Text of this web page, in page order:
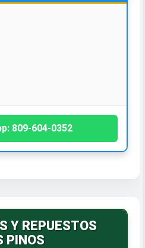
809-604-0352
Y REPUESTOS
PINOS